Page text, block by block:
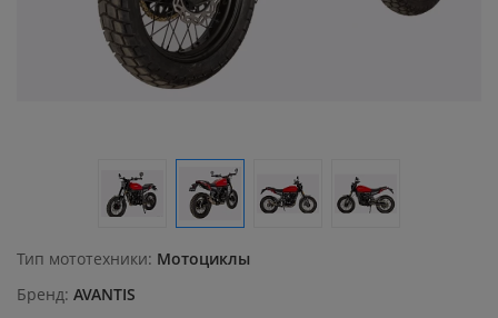
Тип мототехники Мотоциклы
Бренд AVANTIS